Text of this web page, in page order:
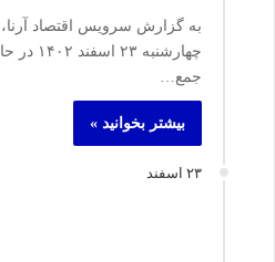
به گزارش سرویس اقتصاد
جمع…
بیشتر بخوانید »
۲۳ اسفند